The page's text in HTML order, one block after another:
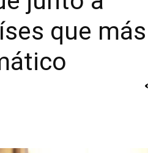
que más